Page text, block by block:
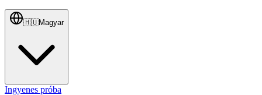
🇭🇺Magyar
Ingyenes próba